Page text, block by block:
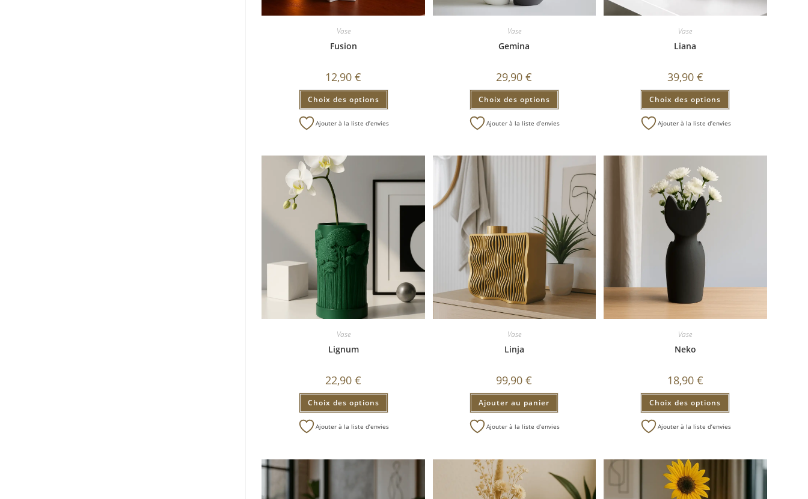
Vase
Fusion
12,90€
Choix des options
Ajouter à la liste d’envies
Vase
Gemina
29,90€
Choix des options
Ajouter à la liste d’envies
Vase
Liana
39,90 €
Choix des options
Ajouter à la liste d’envies
Vase
Lignum
22,90€
Choix des options
Ajouter à la liste d’envies
Vase
Linja
99,90€
Ajouter au panier
Ajouter à la liste d’envies
Vase
Neko
18,90 €
Choix des options
Ajouter à la liste d’envies